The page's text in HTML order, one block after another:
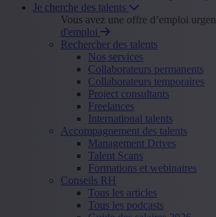
Je cherche des talents
Vous avez une offre d’emploi
d'emploi
Rechercher des talents
Nos services
Collaborateurs permanents
Collaborateurs temporaires
Project consultants
Freelances
International talents
Accompagnement des talents
Management Drives
Talent Scans
Formations et webinaires
Conseils RH
Tous les articles
Tous les podcasts